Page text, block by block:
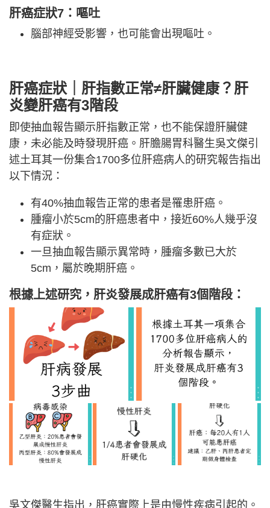
肝癌症狀7：嘔吐
腦部神經受影響，也可能會出現嘔吐。
肝癌症狀｜肝指數正常≠肝臟健康？肝
炎變肝癌有3階段
即使抽血報告顯示肝指數正常，也不能保證肝臟健
康，未必能及時發現肝癌。肝膽腸胃科醫生吳文傑引
述土耳其一份集合1700多位肝癌病人的研究報告指出
以下情況：
有40%抽血報告正常的患者是罹患肝癌。
腫瘤小於5cm的肝癌患者中，接近60%人幾乎沒
有症狀。
一旦抽血報告顯示異常時，腫瘤多數已大於
5cm，屬於晚期肝癌。
根據上述研究，肝炎發展成肝癌有3個階段：
吳文傑醫生指出，肝癌實際上是由慢性疾病引起的。